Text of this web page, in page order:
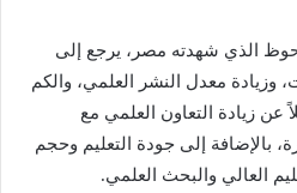
الذي شهدته مصر، يرجع إلى
وزيادة معدل النشر العلمي، والكم
عن زيادة التعاون العلمي مع
بالإضافة إلى جودة التعليم وحجم
العالي والبحث العلمي.